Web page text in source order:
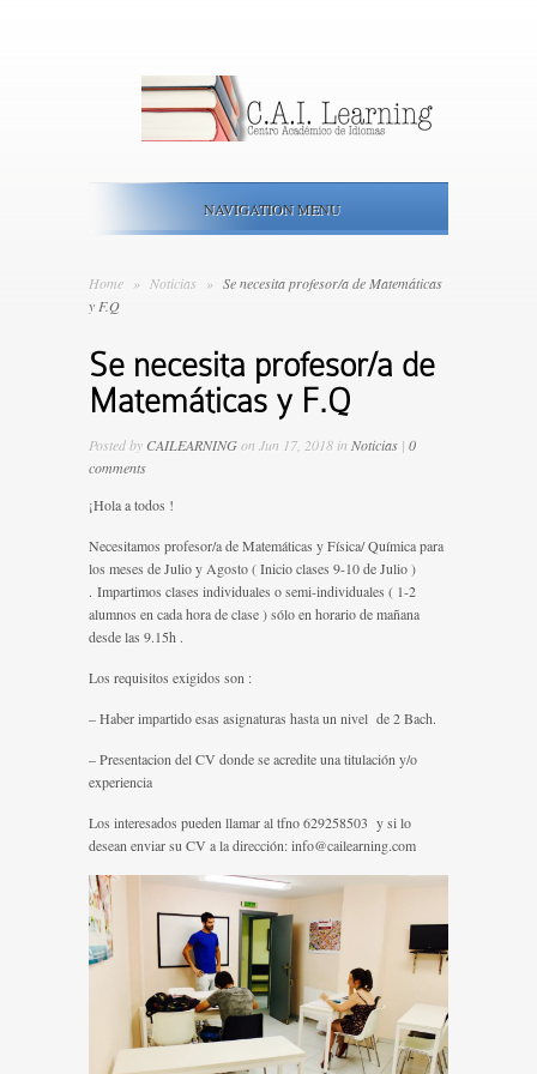
NAVIGATION MENU
Home » Noticias » Se necesita profesor/a de Matemáticas
y F.Q
Se necesita profesor/a de
Matemáticas y F.Q
Posted by CAILEARNINGon Jun 17, 2018 in Noticias | 0
comments
¡Hola a todos !
Necesitamos profesor/a de Matemáticas y Física/ Química para
los meses de Julio y Agosto ( Inicio clases 9-10 de Julio )
. Impartimos clases individuales o semi-individuales ( 1-2
alumnos en cada hora de clase ) sólo en horario de mañana
desde las 9.15h .
Los requisitos exigidos son :
– Haber impartido esas asignaturas hasta un nivel de 2 Bach.
– Presentacion del CV donde se acredite una titulación y/o
experiencia
Los interesados pueden llamar al tfno 629258503 y si lo
desean enviar su CV a la dirección: info@cailearning.com